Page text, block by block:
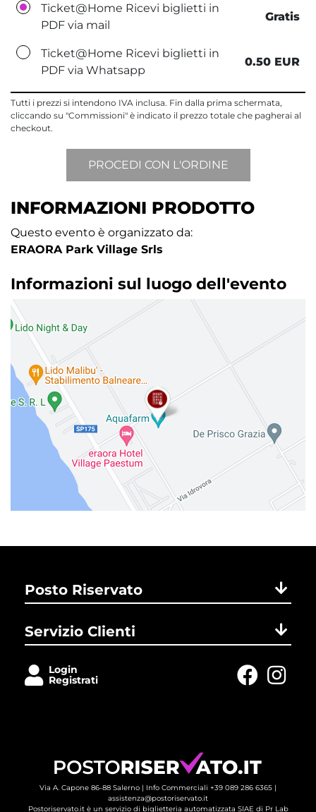
Ticket@Home Ricevi biglietti in
PDF via mail
Gratis
Ticket@Home Ricevi biglietti in
PDF via Whatsapp
0.50 EUR
Tutti i prezzi si intendono IVA inclusa. Fin dalla prima schermata,
cliccando su "Commissioni" è indicato il prezzo totale che pagherai al
checkout.
INFORMAZIONI PRODOTTO
Questo evento è organizzato da:
ERAORA Park Village Srls
Informazioni sul luogo dell'evento
Posto Riservato
Servizio Clienti
Login
Registrati
Via A. Capone 86-88 Salerno | Info Commerciali +39 089 286 6365 |
assistenza@postoriservato.it
Postoriservato.it è un servizio di biglietteria automatizzata SIAE di Pr Lab